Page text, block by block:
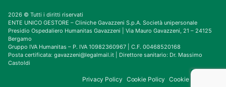
2026 © Tutti i diritti riservati
ENTE UNICO GESTORE – Cliniche Gavazzeni S.p.A. Società unipersonale
Presidio Ospedaliero Humanitas Gavazzeni | Via Mauro Gavazzeni, 21 – 24125
Bergamo
Gruppo IVA Humanitas – P. IVA 10982360967 | C.F. 00468520168
Posta certificata: gavazzeni@legalmail.it | Direttore sanitario: Dr. Massimo
Castoldi
Privacy Policy Cookie Policy Cookie Consent